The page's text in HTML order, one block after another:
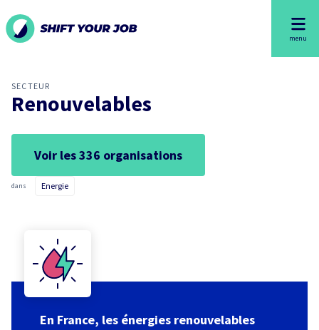
menu
SECTEUR
Renouvelables
Voir les336 organisations
dans Energie
En France, les énergies renouvelables